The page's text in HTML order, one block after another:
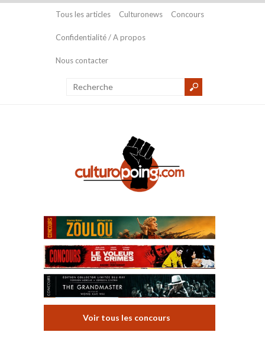
Tous les articles Culturonews Concours
Confidentialité / A propos
Nous contacter
Voir tous les concours